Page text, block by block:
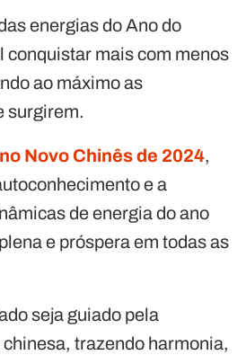
energias do Ano do
conquistar mais com menos
ao máximo as
surgirem.
Novo Chinês de 2024,
e a
de energia do ano
e próspera em todas as
seja guiado pela
trazendo harmonia,